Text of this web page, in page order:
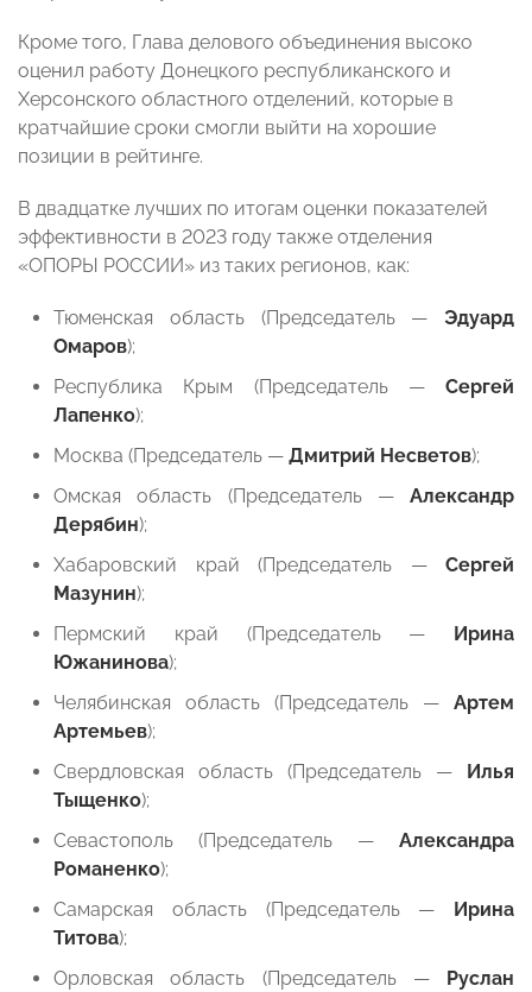
Кроме того, Глава делового объединения высоко
оценил работу Донецкого республиканского и
Херсонского областного отделений, которые в
кратчайшие сроки смогли выйти на хорошие
позиции в рейтинге.
В двадцатке лучших по итогам оценки показателей
эффективности в 2023 году также отделения
«ОПОРЫ РОССИИ» из таких регионов, как:
Тюменская область (Председатель — Эдуард
Омаров);
Республика Крым (Председатель — Сергей
Лапенко);
Москва (Председатель — Дмитрий Несветов);
Омская область (Председатель — Александр
Дерябин);
Хабаровский край (Председатель — Сергей
Мазунин);
Пермский край (Председатель —
Ирина
Южанинова);
Челябинская область (Председатель — Артем
Артемьев);
Свердловская область (Председатель —
Илья
Тыщенко);
Севастополь (Председатель — Александра
Романенко);
Самарская область (Председатель —
Ирина
Титова);
Орловская область (Председатель —
Руслан